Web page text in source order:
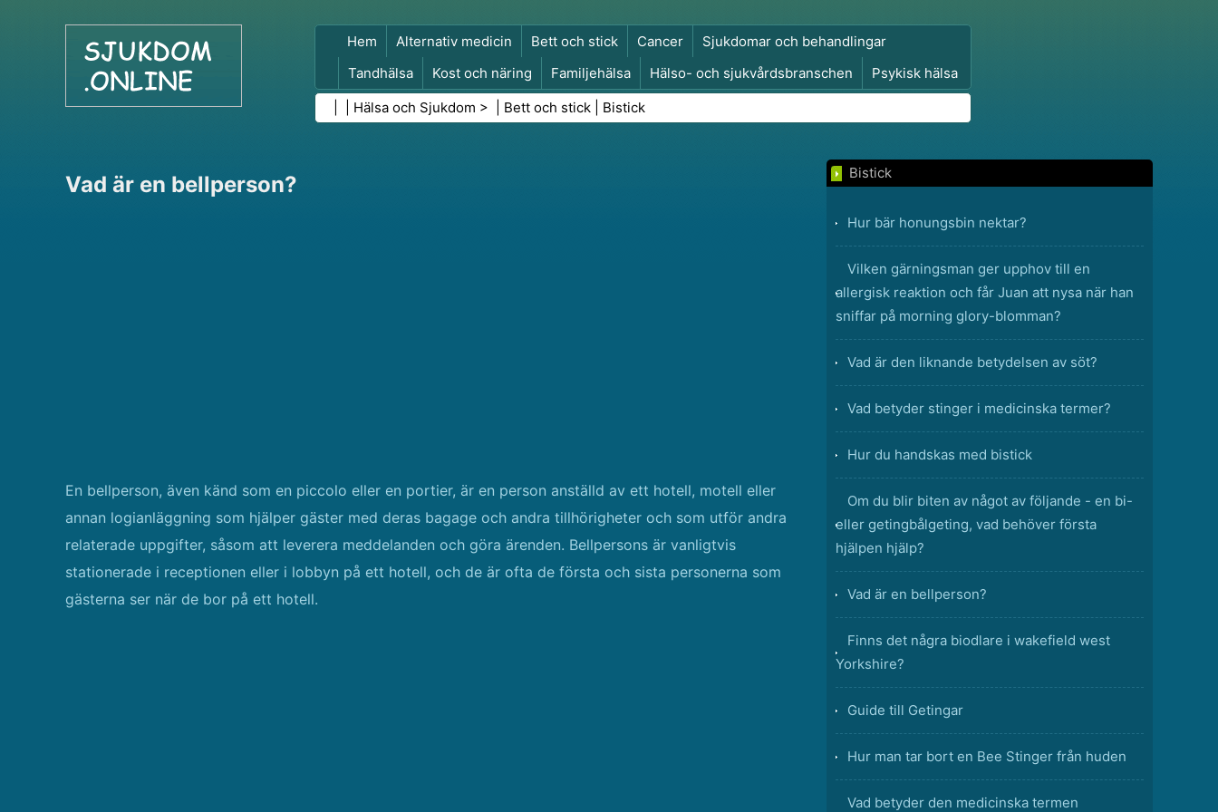
Hem Alternativ medicin Bett och stick Cancer
Sjukdomar och behandlingar
Tandhälsa
Kost och näring Familjehälsa Hälso- och sjukvårdsbranschen
Psykisk hälsa
Folkhälsa och säkerhet
Kirurgi och ingrepp
Hälsa och Sjukdom > | Bett och stick Bistick
Vad är en bellperson?
En bellperson, även känd som en piccolo eller en portier, är en person anställd av ett hotell, motell eller
annan logianläggning som hjälper gäster med deras bagage och andra tillhörigheter och som utför andra
relaterade uppgifter, såsom att leverera meddelanden och göra ärenden. Bellpersons är vanligtvis
stationerade i receptionen eller i lobbyn på ett hotell, och de är ofta de första och sista personerna som
gästerna ser när de bor på ett hotell.
Bistick
Hur bär honungsbin nektar?
Vilken gärningsman ger upphov till en
allergisk reaktion och får Juan att nysa när han
sniffar på morning glory-blomman?
Vad är den liknande betydelsen av söt?
Vad betyder stinger i medicinska termer?
Hur du handskas med bistick
Om du blir biten av något av följande - en bi-
eller getingbålgeting, vad behöver första
hjälpen hjälp?
Vad är en bellperson?
Finns det några biodlare i wakefield west
Yorkshire?
Guide till Getingar
Hur man tar bort en Bee Stinger från huden
Vad betyder den medicinska termen